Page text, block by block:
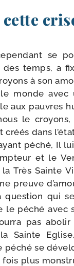
se
temps, a
à son
monde avec
aux pauvres
le
créés dans
péché, Il
et le
Très Sainte
preuve
ques­tion qui
le péché avec
pas
Sainte
péché se
plus